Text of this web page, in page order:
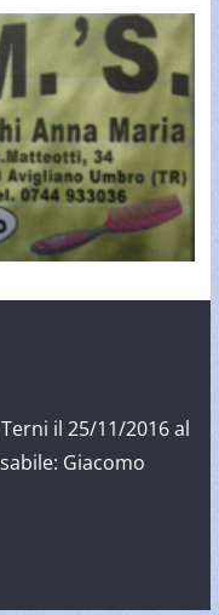
il 25/11/2016 al
Giacomo